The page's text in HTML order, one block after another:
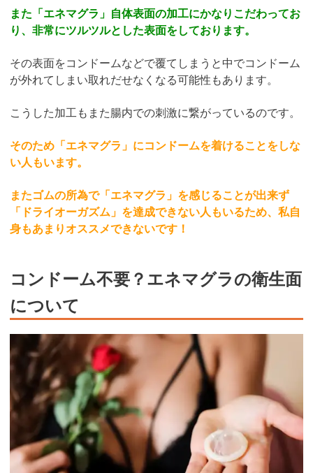
また「エネマグラ」自体表面の加工にかなりこだわってお
り、非常にツルツルとした表面をしております。
その表面をコンドームなどで覆てしまうと中でコンドーム
が外れてしまい取れだせなくなる可能性もあります。
こうした加工もまた腸内での刺激に繋がっているのです。
そのため「エネマグラ」にコンドームを着けることをしな
い人もいます。
またゴムの所為で「エネマグラ」を感じることが出来ず
「ドライオーガズム」を達成できない人もいるため、私自
身もあまりオススメできないです！
コンドーム不要？エネマグラの衛生面
について